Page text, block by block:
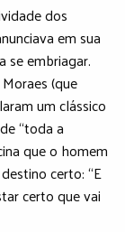
dos
em sua
se embriagar.
(que
um clássico
“toda a
que o homem
certo: “E
certo que vai